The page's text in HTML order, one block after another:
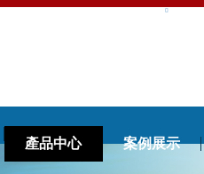
產品中心 案例展示